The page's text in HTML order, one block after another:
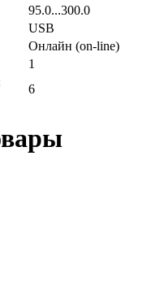
95.0...300.0
USB
Онлайн (on-line)
1
6